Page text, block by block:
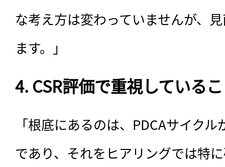
な考え方は変わっていませんが、
ます。」
4. CSR評価で重視している
「根底にあるのは、PDCAサイク
であり、それをヒアリングでは特